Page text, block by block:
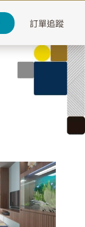
訂單追蹤